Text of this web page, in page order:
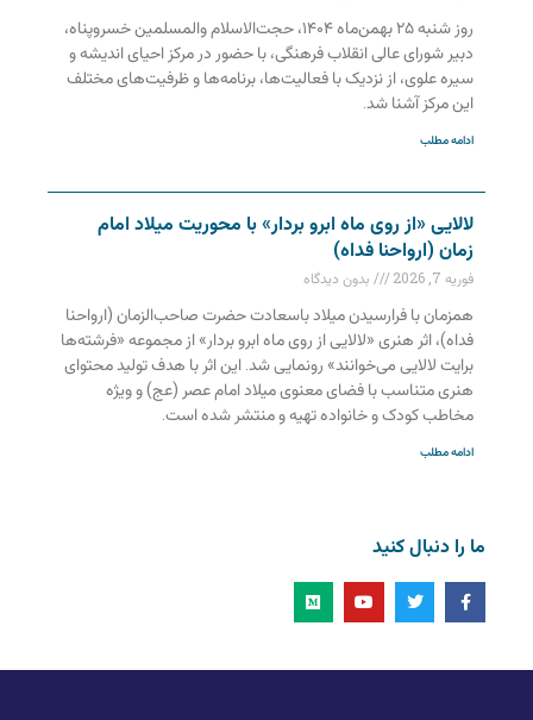
روز شنبه ۲۵ بهمن‌ماه ۱۴۰۴، حجت‌الاسلام والمسلمین خسروپناه،
دبیر شورای عالی انقلاب فرهنگی، با حضور در مرکز احیای اندیشه و
سیره علوی، از نزدیک با فعالیت‌ها، برنامه‌ها و ظرفیت‌های مختلف
این مرکز آشنا شد.
ادامه مطلب
لالایی «از روی ماه ابرو بردار» با محوریت میلاد امام
زمان (ارواحنا فداه)
فوریه 7, 2026
بدون دیدگاه
همزمان با فرارسیدن میلاد باسعادت حضرت صاحب‌الزمان (ارواحنا
فداه)، اثر هنری «لالایی از روی ماه ابرو بردار» از مجموعه «فرشته‌ها
برایت لالایی می‌خوانند» رونمایی شد. این اثر با هدف تولید محتوای
هنری متناسب با فضای معنوی میلاد امام عصر (عج) و ویژه
مخاطب کودک و خانواده تهیه و منتشر شده است.
ادامه مطلب
ما را دنبال کنید